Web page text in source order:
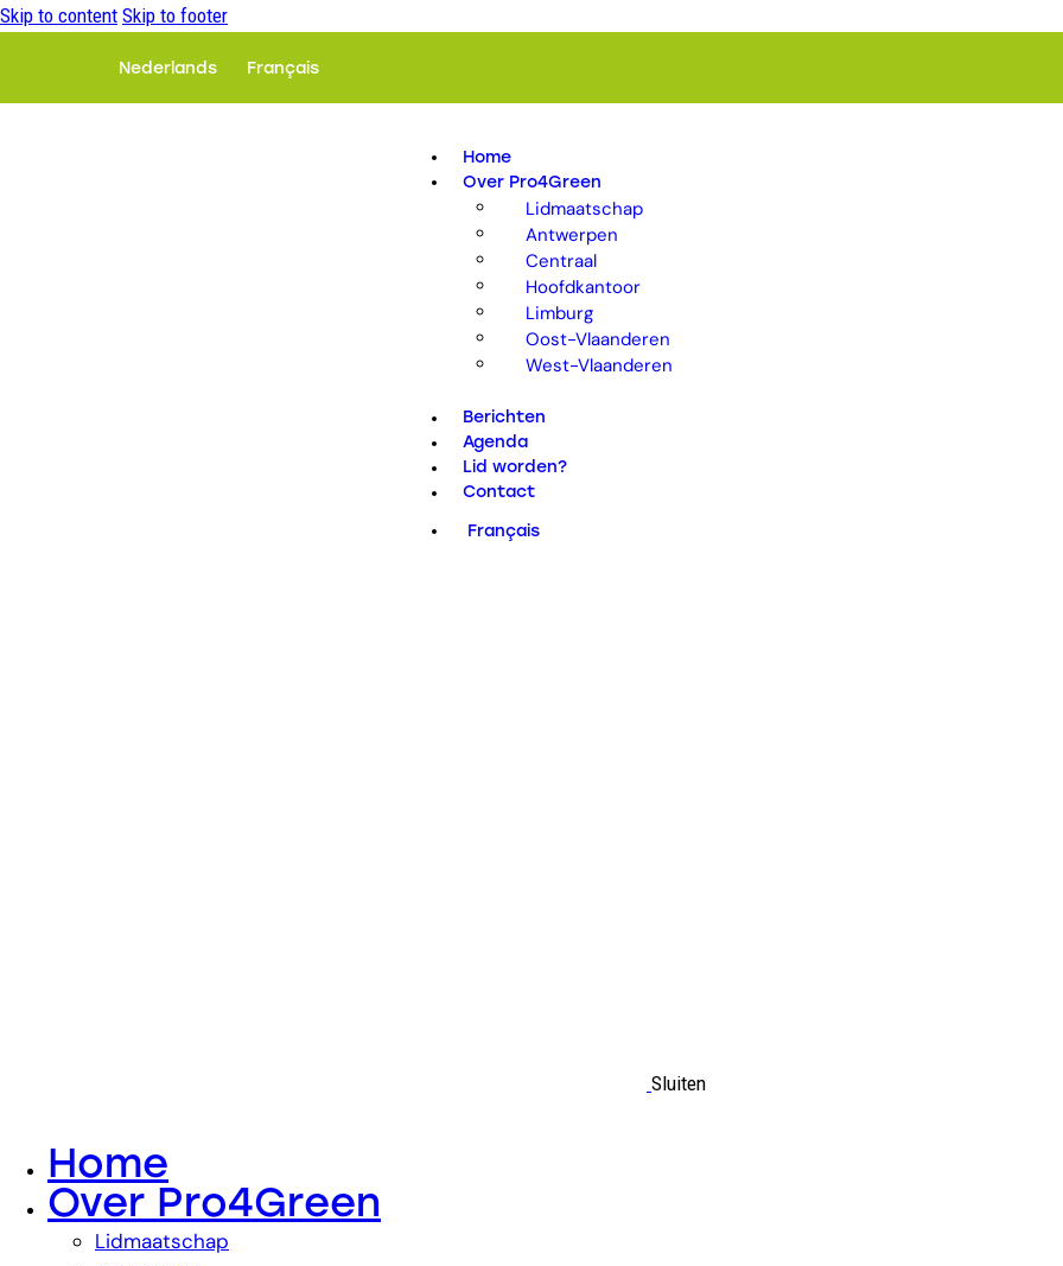
Skip to content Skip to footer
Nederlands Français
Home
Over Pro4Green
Lidmaatschap
Antwerpen
Centraal
Hoofdkantoor
Limburg
Oost-Vlaanderen
West-Vlaanderen
Berichten
Agenda
Lid worden?
Contact
Français
Sluiten
Home
Over Pro4Green
Lidmaatschap